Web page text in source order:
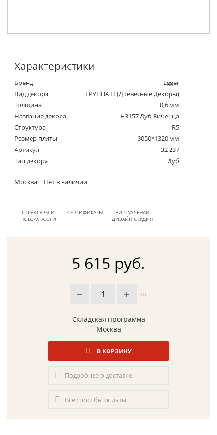
Характеристики
Бренд
Egger
Вид декора
ГРУППА Н (Древесные Декоры)
Толщина
0,6 мм
Название декора
H3157 Дуб Виченца
Структура
R5
Размер плиты
3050*1320 мм
Артикул
32 237
Тип декора
Дуб
Москва Нет в наличии
СТРУКТУРЫ И
ПОВЕРХНОСТИ
СЕРТИФИКАТЫ
ВИРТУАЛЬНАЯ
ДИЗАЙН СТУДИЯ
5 615 руб.
шт
Складская программа
Москва
В КОРЗИНУ
Подробнее о доставке
Все способы оплаты